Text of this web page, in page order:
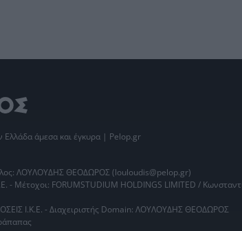
Ελλάδα άμεσα και έγκυρα | Pelop.gr
ΛΟΥΛΟΥΔΗΣ ΘΕΟΔΩΡΟΣ (louloudis@pelop.gr)
- Μέτοχοι: FORUMSTUDIUM HOLDINGS LIMITED /
Ι.Κ.Ε. - Διαχειριστής Domain: ΛΟΥΛΟΥΔΗΣ ΘΕΟΔΩΡΟΣ